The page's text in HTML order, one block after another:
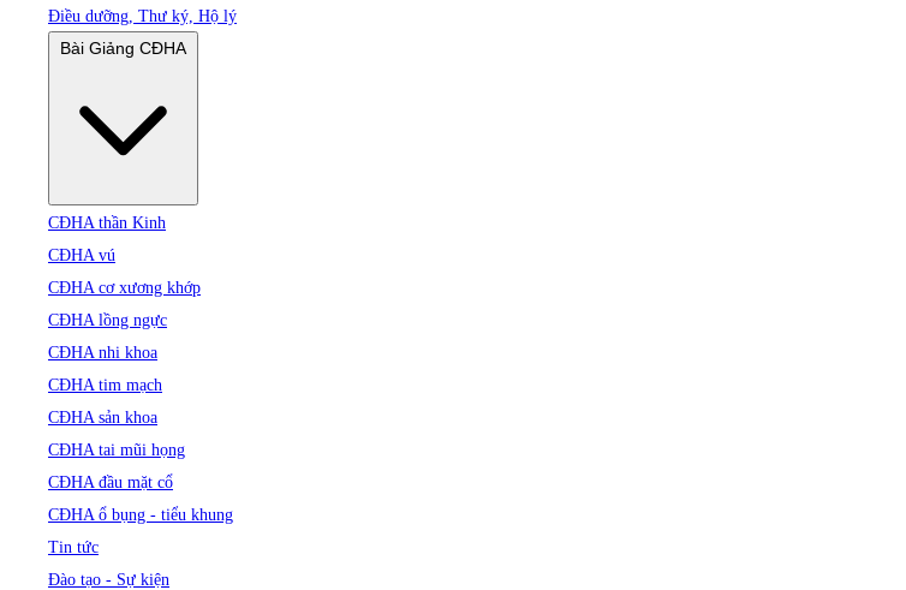
Điều dưỡng, Thư ký, Hộ lý
CĐHA thần Kinh
CĐHA vú
CĐHA cơ xương khớp
CĐHA lồng ngực
CĐHA nhi khoa
CĐHA tim mạch
CĐHA sản khoa
CĐHA tai mũi họng
CĐHA đầu mặt cổ
CĐHA ổ bụng - tiểu khung
Tin tức
Đào tạo - Sự kiện